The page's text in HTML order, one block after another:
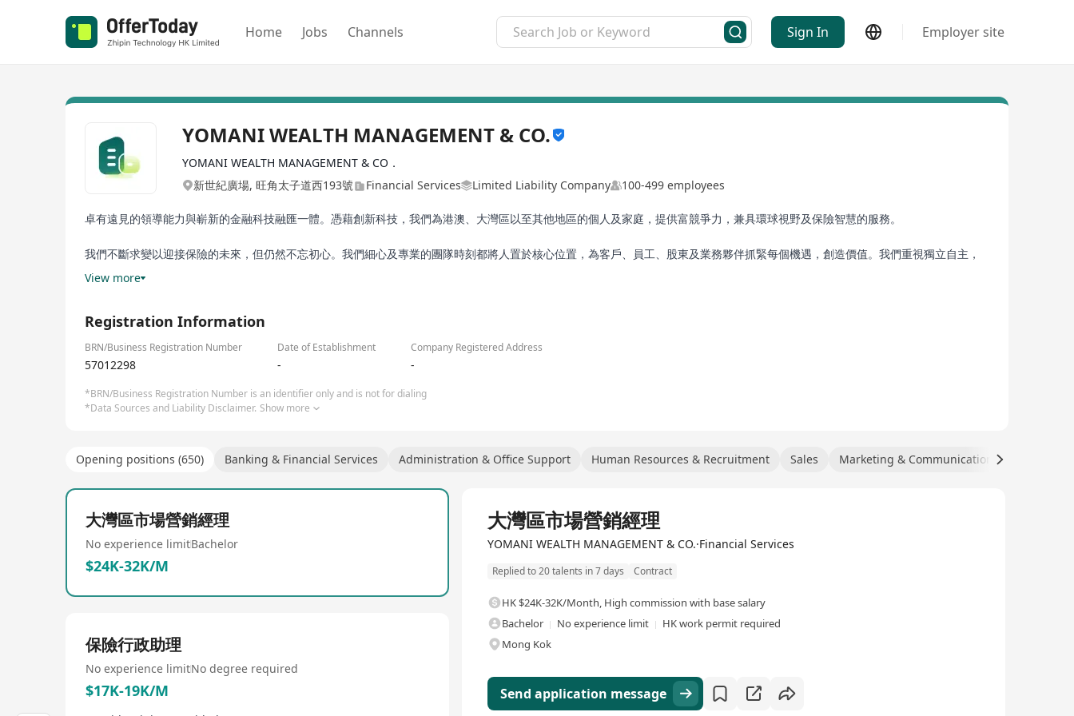
Home Jobs Channels Sign In Employer site
YOMANI WEALTH MANAGEMENT & CO.
YOMANI WEALTH MANAGEMENT & CO．
新世紀廣場, 旺角太子道西193號
Financial Services Limited Liability Company 100-499 employees
卓有遠見的領導能力與嶄新的金融科技融匯一體。憑藉創新科技，我們為港澳、大灣區以至其他地區的個人及家庭，提供富競爭力，兼具環球視野及保險智慧的服務。
我們不斷求變以迎接保險的未來，但仍然不忘初心。我們細心及專業的團隊時刻都將人置於核心位置，為客戶、員工、股東及業務夥伴抓緊每個機遇，創造價值。我們重視獨立自主，
以作出審慎和明智決策。
縱然未來變化不定，我們仍有信心掌握未來。
View more
Registration Information
BRN/Business Registration Number Date of Establishment Company Registered Address
57012298 - -
*BRN/Business Registration Number is an identifier only and is not for dialing
*Data Sources and Liability Disclaimer. Show more
Opening positions (650) Banking & Financial Services Administration & Office Support Human Resources & Recruitment Sales Marketing & Communications
大灣區市場營銷經理
No experience limitBachelor
$24K-32K/M
保險行政助理
No experience limitNo degree required
$17K-19K/M
大灣區市場營銷經理
YOMANI WEALTH MANAGEMENT & CO.·Financial Services
Replied to 20 talents in 7 days Contract
HK $24K-32K/Month, High commission with base salary
Bachelor
No experience limit
HK work permit required
Mong Kok
Send application message